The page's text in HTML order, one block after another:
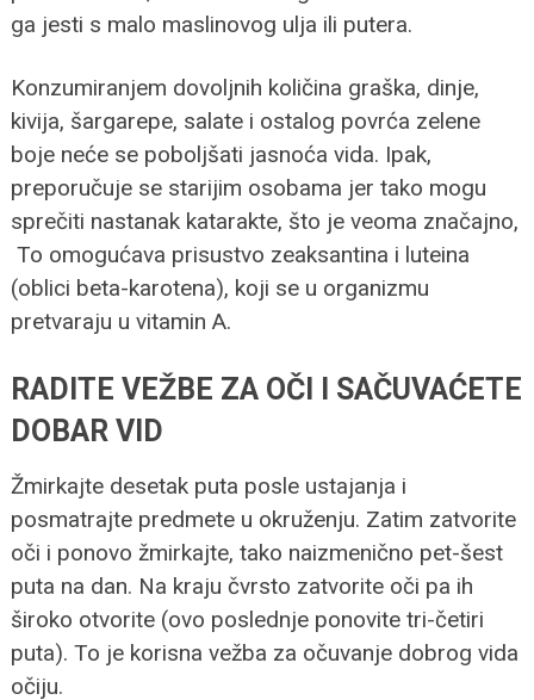
ga jesti s malo maslinovog ulja ili putera.
Konzumiranjem dovoljnih količina graška, dinje,
kivija, šargarepe, salate i ostalog povrća zelene
boje neće se poboljšati jasnoća vida. Ipak,
preporučuje se starijim osobama jer tako mogu
sprečiti nastanak katarakte, što je veoma značajno,
To omogućava prisustvo zeaksantina i luteina
(oblici beta-karotena), koji se u organizmu
pretvaraju u vitamin A.
RADITE VEŽBE ZA OČI I SAČUVAĆETE
DOBAR VID
Žmirkajte desetak puta posle ustajanja i
posmatrajte predmete u okruženju. Zatim zatvorite
oči i ponovo žmirkajte, tako naizmenično pet-šest
puta na dan. Na kraju čvrsto zatvorite oči pa ih
široko otvorite (ovo poslednje ponovite tri-četiri
puta). To je korisna vežba za očuvanje dobrog vida
očiju.